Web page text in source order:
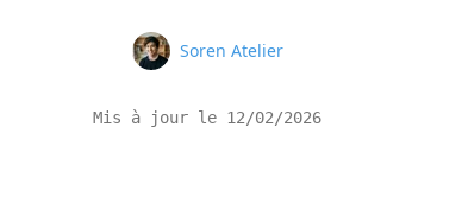
Name
Soren Atelier
Mis à jour le 12/02/2026